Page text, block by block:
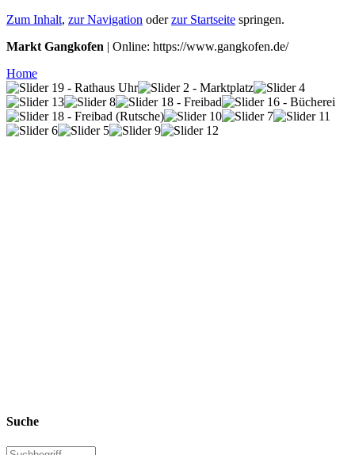
Zum Inhalt, zur Navigation oderzur Startseite springen.
Markt Gangkofen | Online: https://www.gangkofen.de/
Home
Suche